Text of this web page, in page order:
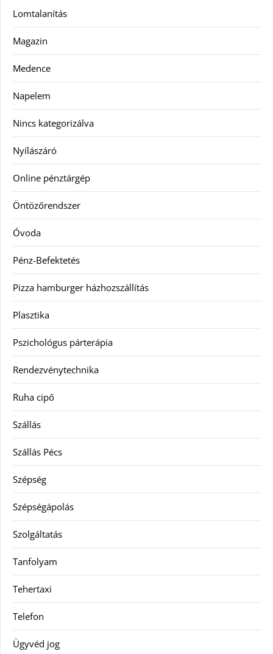
Lomtalanítás
Magazin
Medence
Napelem
Nincs kategorizálva
Nyílászáró
Online pénztárgép
Öntözőrendszer
Óvoda
Pénz-Befektetés
Pizza hamburger házhozszállítás
Plasztika
Pszichológus párterápia
Rendezvénytechnika
Ruha cipő
Szállás
Szállás Pécs
Szépség
Szépségápolás
Szolgáltatás
Tanfolyam
Tehertaxi
Telefon
Ügyvéd jog